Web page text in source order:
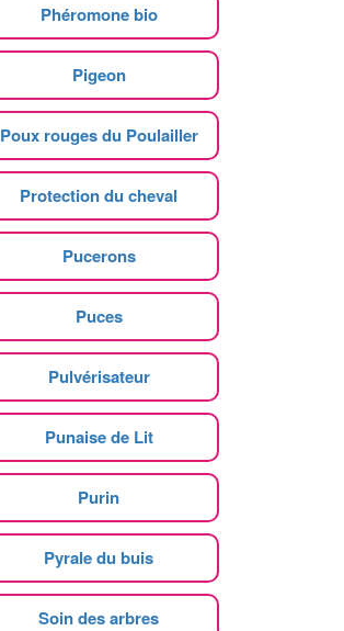
Phéromone bio
Pigeon
Poux rouges du Poulailler
Protection du cheval
Pucerons
Puces
Pulvérisateur
Punaise de Lit
Purin
Pyrale du buis
Soin des arbres